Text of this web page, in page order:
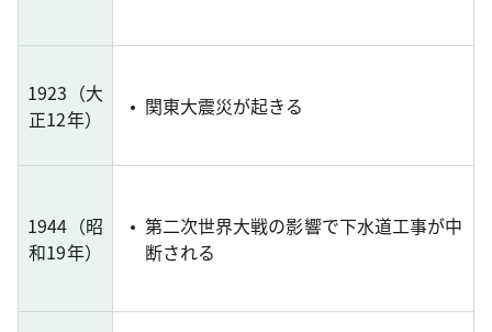
1923（大
正12年）
関東大震災が起きる
1944（昭
和19年）
第二次世界大戦の影響で下水道工事が中
断される